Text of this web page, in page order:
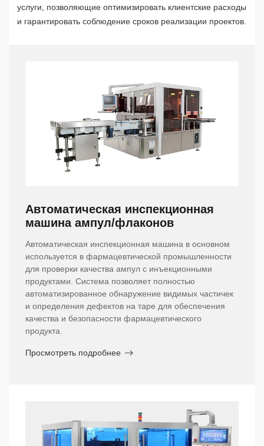
услуги, позволяющие оптимизировать клиентские расходы
и гарантировать соблюдение сроков реализации проектов.
Автоматическая инспекционная
машина ампул/флаконов
Автоматическая инспекционная машина в основном
используется в фармацевтической промышленности
для проверки качества ампул с инъекционными
продуктами. Система позволяет полностью
автоматизированное обнаружение видимых частичек
и определения дефектов на таре для обеспечения
качества и безопасности фармацевтического
продукта.
Просмотреть подробнее